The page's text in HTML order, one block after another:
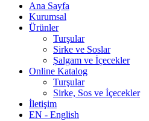
Ana Sayfa
Kurumsal
Ürünler
Turşular
Sirke ve Soslar
Şalgam ve İçecekler
Online Katalog
Turşular
Sirke, Sos ve İçecekler
İletişim
EN - English